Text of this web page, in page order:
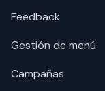
Feedback
Gestión de menú
Campañas